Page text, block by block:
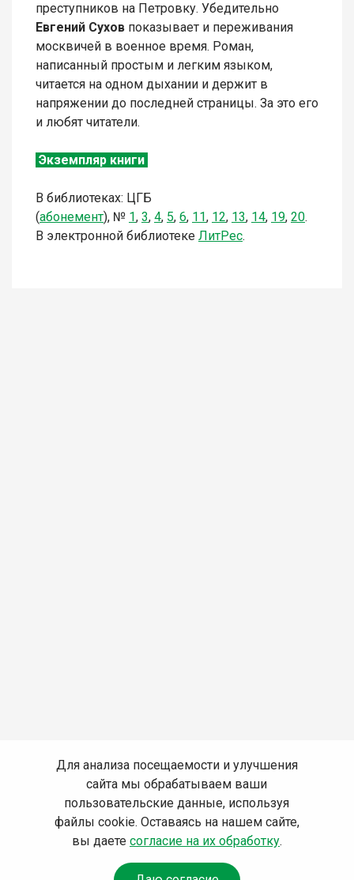
преступников на Петровку. Убедительно
Евгений Сухов показывает и переживания
москвичей в военное время. Роман,
написанный простым и легким языком,
читается на одном дыхании и держит в
напряжении до последней страницы. За это его
и любят читатели.
Экземпляр книги
В библиотеках: ЦГБ
(абонемент), № 1, 3, 4, 5, 6, 11, 12, 13, 14, 19, 20.
В электронной библиотеке Л итРес.
Для анализа посещаемости и улучшения
сайта мы обрабатываем ваши
пользовательские данные, используя
файлы cookie. Оставаясь на нашем сайте,
вы даете согласие на их обработку.